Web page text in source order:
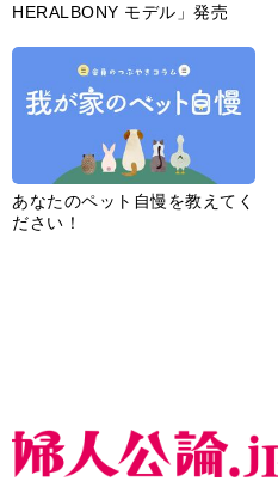
HERALBONY モデル」発売
あなたのペット自慢を教えてく
ださい！